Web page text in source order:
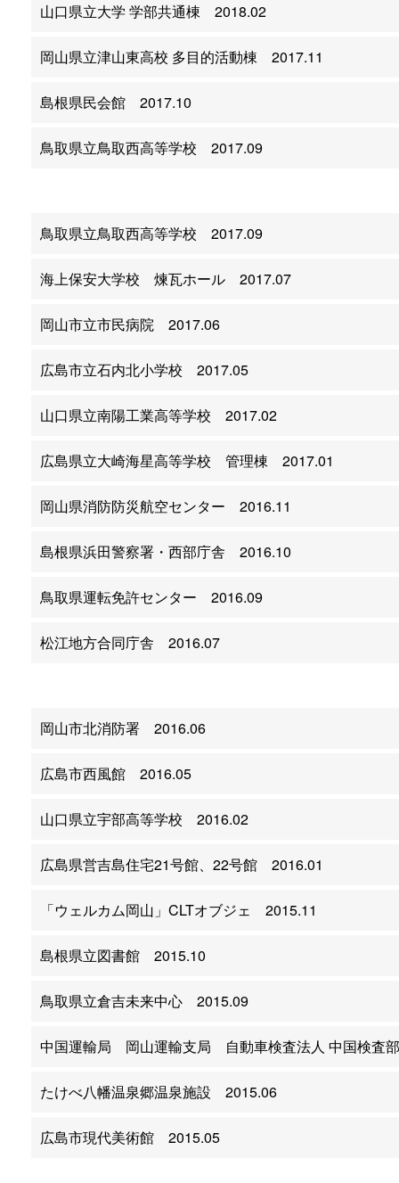
山口県立大学 学部共通棟 2018.02
岡山県立津山東高校 多目的活動棟 2017.11
島根県民会館 2017.10
鳥取県立鳥取西高等学校 2017.09
鳥取県立鳥取西高等学校 2017.09
海上保安大学校 煉瓦ホール 2017.07
岡山市立市民病院 2017.06
広島市立石内北小学校 2017.05
山口県立南陽工業高等学校 2017.02
広島県立大崎海星高等学校 管理棟 2017.01
岡山県消防防災航空センター 2016.11
島根県浜田警察署・西部庁舎 2016.10
鳥取県運転免許センター 2016.09
松江地方合同庁舎 2016.07
岡山市北消防署 2016.06
広島市西風館 2016.05
山口県立宇部高等学校 2016.02
広島県営吉島住宅21号館、22号館 2016.01
「ウェルカム岡山」CLTオブジェ 2015.11
島根県立図書館 2015.10
鳥取県立倉吉未来中心 2015.09
中国運輸局 岡山運輸支局 自動車検査法人 中国検
たけべ八幡温泉郷温泉施設 2015.06
広島市現代美術館 2015.05